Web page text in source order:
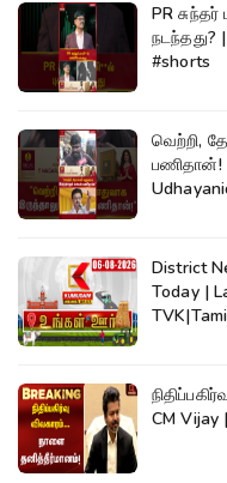
PR
நடந்தது?
#shorts
வெற்றி,
பணிதான்!
District
Today |
CM Vijay